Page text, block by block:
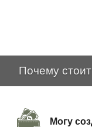
Почему
Могу